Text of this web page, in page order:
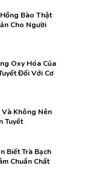
Bào Thật
Cho Người
Oxy Hóa Của
Đối Với Cơ
Không Nên
Tuyết
Biết Trà Bạch
Chuẩn Chất